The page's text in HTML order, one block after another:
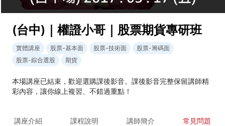
(台中)｜權證小哥｜股票期貨專研班
實體講座 股票-基本面 股票-技術面
股票-籌碼面
股票-綜合選股
期貨
本場講座已結束，歡迎選購課後影音。課後影音完整保留講師精
彩內容，讓你線上複習、不錯過重點！
講座介紹 課程說明 講師簡介 常見問題